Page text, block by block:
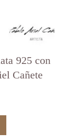
925 con
Cañete